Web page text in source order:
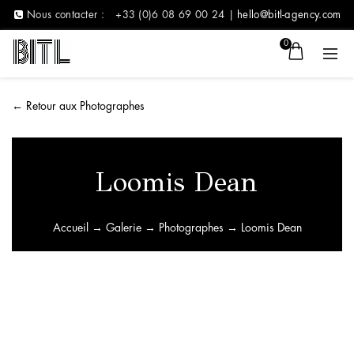
Nous contacter : +33 (0)6 08 69 00 24 | hello@bitl-agency.com
0
← Retour aux Photographes
Loomis Dean
Accueil → Galerie→ Photographes → Loomis Dean